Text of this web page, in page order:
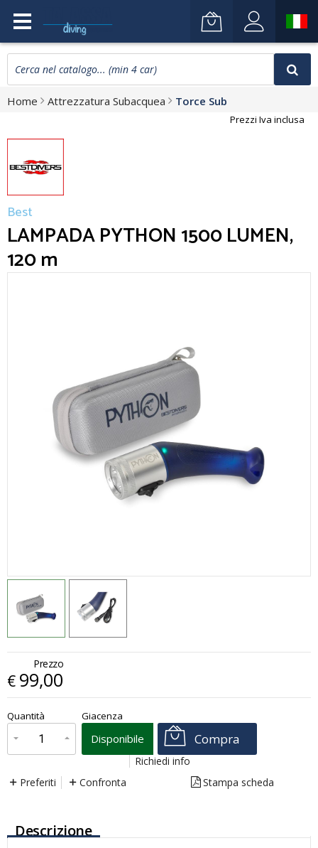
Home Attrezzatura Subacquea Torce Sub
Prezzi Iva inclusa
Best
LAMPADA PYTHON 1500 LUMEN,
120 m
Prezzo
€ 99,00
x1 Prezzo finale:€99,00
Quantità Giacenza
Disponibile Compra
Preferiti Confronta
Richiedi info
Stampa scheda
Descrizione